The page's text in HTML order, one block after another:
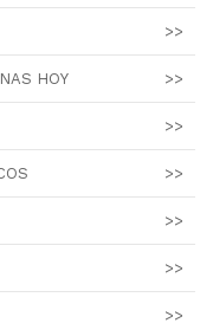
>>
HOY >>
>>
>>
>>
>>
>>